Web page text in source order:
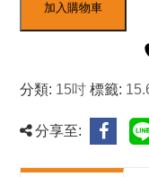
加入購物車
分類: 15吋 標籤:
分享至: